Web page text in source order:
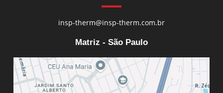
insp-therm@insp-therm.com.br
Matriz - São Paulo